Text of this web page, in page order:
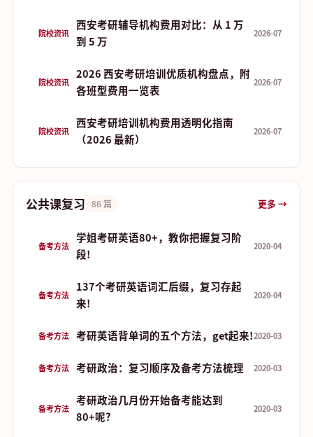
院校资讯
西安考研辅导机构费用对比：从 1 万
到 5 万
2026-07
院校资讯
2026 西安考研培训优质机构盘点，附
各班型费用一览表
2026-07
院校资讯
西安考研培训机构费用透明化指南
（2026 最新）
2026-07
公共课复习 86 篇 更多 →
备考方法
学姐考研英语80+，教你把握复习阶
段!
2020-04
备考方法
137个考研英语词汇后缀，复习存起
来!
2020-04
备考方法 考研英语背单词的五个方法，get起来!2020-03
备考方法 考研政治：复习顺序及备考方法梳理 2020-03
备考方法
考研政治几月份开始备考能达到
80+呢?
2020-03